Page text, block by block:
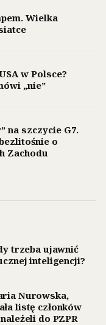
Wielka
w Polsce?
„nie”
na szczycie G7.
o
Zachodu
trzeba ujawnić
inteligencji?
Nurowska,
listę członków
do PZPR